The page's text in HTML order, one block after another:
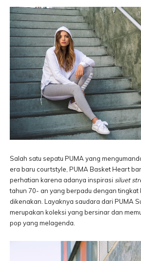
Salah satu sepatu PUMA yang
era baru courtstyle, PUMA Basket Heart
perhatian karena adanya inspirasi siluet
tahun 70- an yang berpadu dengan tingkat
dikenakan. Layaknya saudara dari PUMA
merupakan koleksi yang bersinar dan
pop yang melagenda.